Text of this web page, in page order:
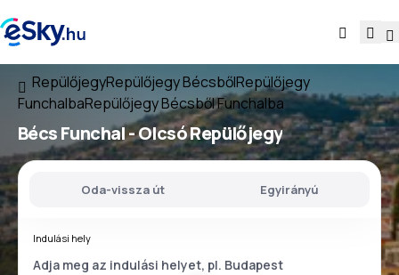
RepülőjegyRepülőjegy BécsbőlRepülőjegy
FunchalbaRepülőjegy Bécsből Funchalba
Bécs Funchal- Olcsó Repülőjegy
Oda-vissza út Egyirányú
Indulási hely